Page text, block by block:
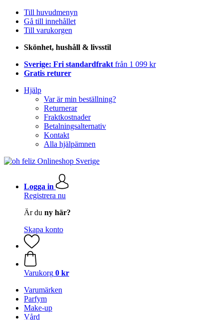
Till huvudmenyn
Gå till innehållet
Till varukorgen
Skönhet, hushåll & livsstil
Sverige: Fri standardfrakt från 1 099 kr
Gratis returer
Hjälp
Var är min beställning?
Returnerar
Fraktkostnader
Betalningsalternativ
Kontakt
Alla hjälpämnen
Logga in
Registrera nu
Är du ny här?
Skapa konto
Varukorg 0 kr
Varumärken
Parfym
Make-up
Vård